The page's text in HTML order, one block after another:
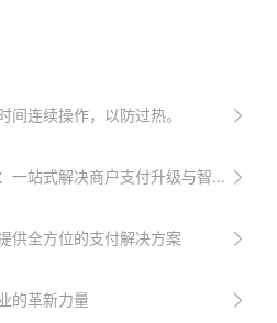
间连续操作，以防过热。
式解决商户支付升级与智能化需求
供全方位的支付解决方案
的革新力量